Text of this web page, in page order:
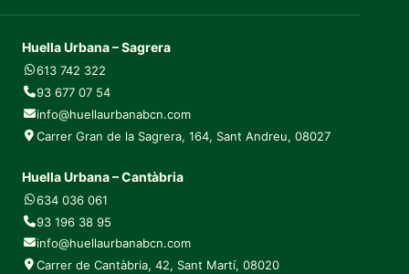
Huella Urbana – Sagrera
613 742 322
93 677 07 54
info@huellaurbanabcn.com
Carrer Gran de la Sagrera, 164, Sant Andreu, 08027
Huella Urbana – Cantàbria
634 036 061
93 196 38 95
info@huellaurbanabcn.com
Carrer de Cantàbria, 42, Sant Martí, 08020